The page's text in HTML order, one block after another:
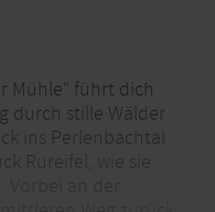
Mühle“ führt dich
durch stille Wälder
ins Perlenbachtal
Rureifel, wie sie